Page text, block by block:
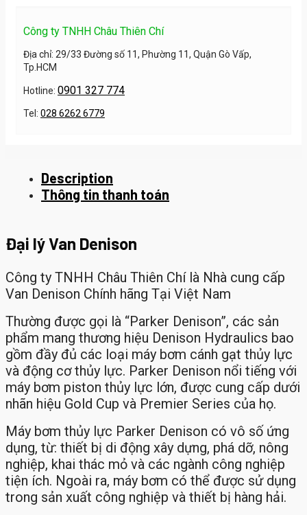
Công ty TNHH Châu Thiên Chí
Địa chỉ: 29/33 Đường số 11, Phường 11, Quận Gò Vấp,
Tp.HCM
Hotline: 0901 327 774
Tel: 028 6262 6779
Description
Thông tin thanh toán
Đại lý Van Denison
Công ty TNHH Châu Thiên Chí là Nhà cung cấp
Van Denison Chính hãng Tại Việt Nam
Thường được gọi là “Parker Denison”, các sản
phẩm mang thương hiệu Denison Hydraulics bao
gồm đầy đủ các loại máy bơm cánh gạt thủy lực
và động cơ thủy lực. Parker Denison nổi tiếng với
máy bơm piston thủy lực lớn, được cung cấp dưới
nhãn hiệu Gold Cup và Premier Series của họ.
Máy bơm thủy lực Parker Denison có vô số ứng
dụng, từ: thiết bị di động xây dựng, phá dỡ, nông
nghiệp, khai thác mỏ và các ngành công nghiệp
tiện ích. Ngoài ra, máy bơm có thể được sử dụng
trong sản xuất công nghiệp và thiết bị hàng hải.